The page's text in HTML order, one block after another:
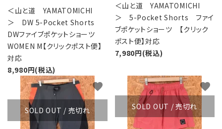
＜山と道 YAMATOMICHI
＞ DW 5-Pocket Shorts
DWファイブポケットショーツ
WOMEN M【クリックポスト便】
対応
8,980円(税込)
＜山と道 YAMATOMICHI
＞ 5-Pocket Shorts ファイ
ブポケットショーツ 【クリック
ポスト便】対応
7,980円(税込)
SOLD OUT / 売切れ
favorite
SOLD OUT / 売切れ
favorite